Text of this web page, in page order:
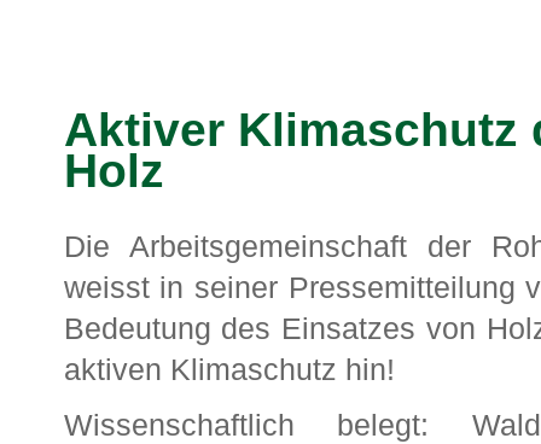
Aktiver Klimaschutz
Holz
Die Arbeitsgemeinschaft der
weisst in seiner Pressemitteilung
Bedeutung des Einsatzes von
aktiven Klimaschutz hin!
Wissenschaftlich belegt: